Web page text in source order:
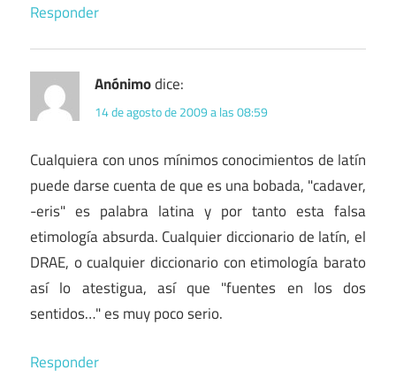
Responder
Anónimodice:
14 de agosto de 2009 a las 08:59
Cualquiera con unos mínimos conocimientos de latín
puede darse cuenta de que es una bobada, "cadaver,
-eris" es palabra latina y por tanto esta falsa
etimología absurda. Cualquier diccionario de latín, el
DRAE, o cualquier diccionario con etimología barato
así lo atestigua, así que "fuentes en los dos
sentidos…" es muy poco serio.
Responder